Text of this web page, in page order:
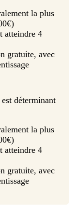
la plus
atteindre 4
gratuite, avec
déterminant
la plus
atteindre 4
gratuite, avec